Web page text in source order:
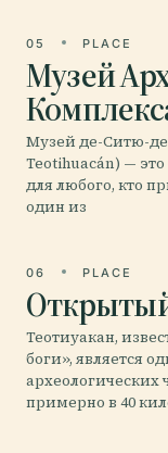
05 PLACE
Музей
Музей де-Ситю-
Teotihuacán) —
для любого, кто
один из
06 PLACE
Теотиуакан,
боги», является
примерно в 40